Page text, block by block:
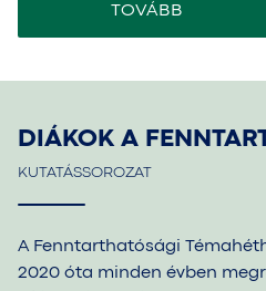
TOVÁBB
DIÁKOK A
KUTATÁSSOROZAT
A Fenntarthatósági
2020 óta minden évben